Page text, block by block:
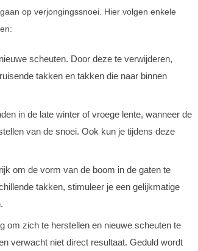
op verjongingssnoei. Hier volgen enkele
scheuten. Door deze te verwijderen,
takken en takken die naar binnen
in de late winter of vroege lente, wanneer de
van de snoei. Ook kun je tijdens deze
om de vorm van de boom in de gaten te
takken, stimuleer je een gelijkmatige
om zich te herstellen en nieuwe scheuten te
verwacht niet direct resultaat. Geduld wordt